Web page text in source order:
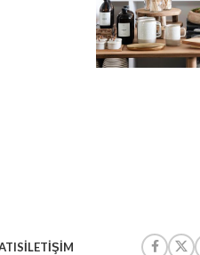
İLETIŞIM